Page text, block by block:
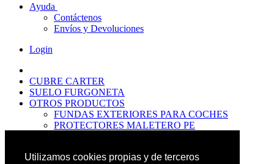
Utilizamos cookies propias y de terceros
Ayuda
Contáctenos
Envíos y Devoluciones
Login
CUBRE CARTER
SUELO FURGONETA
OTROS PRODUCTOS
FUNDAS EXTERIORES PARA COCHES
PROTECTORES MALETERO PE
PREMIUM